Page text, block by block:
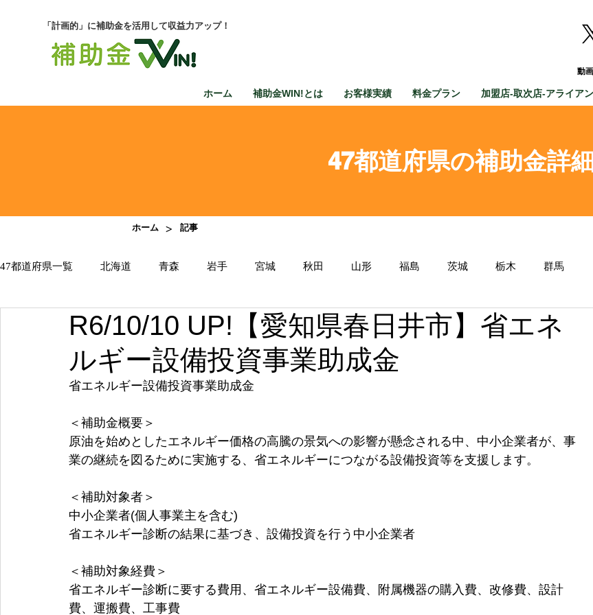
「計画的」に補助金を活用して収益力アップ！
動
ホーム 補助金WIN!とは お客様実績 料金プラン 加盟店-取次店-アライア
47都道府県の補助金詳
ホーム > 記事
47都道府県一覧 北海道 青森 岩手 宮城 秋田 山形 福島 茨城 栃木 群馬
千葉 東京 神奈川 新潟 富山 石川 福井 山梨 長野 岐阜
京都 大阪 兵庫 奈良 和歌山
R6/10/10 UP!【愛知県春日井市】省エネ
ルギー設備投資事業助成金
省エネルギー設備投資事業助成金
＜補助金概要＞
原油を始めとしたエネルギー価格の高騰の景気への影響が懸念される中、中小企業者が、事
業の継続を図るために実施する、省エネルギーにつながる設備投資等を支援します。
＜補助対象者＞
中小企業者(個人事業主を含む)
省エネルギー診断の結果に基づき、設備投資を行う中小企業者
＜補助対象経費＞
省エネルギー診断に要する費用、省エネルギー設備費、附属機器の購入費、改修費、設計
費、運搬費、工事費